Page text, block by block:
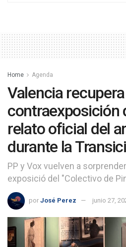
Home Agenda
Valencia
contraexposición
relato oficial del
durante la
PP y Vox vuelven a
exposició del "Colectivo de
por José Perez junio 27,